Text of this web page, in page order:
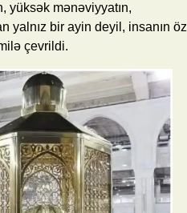
yüksək mənəviyyatın,
yalnız bir ayin deyil, insanın öz
çevrildi.